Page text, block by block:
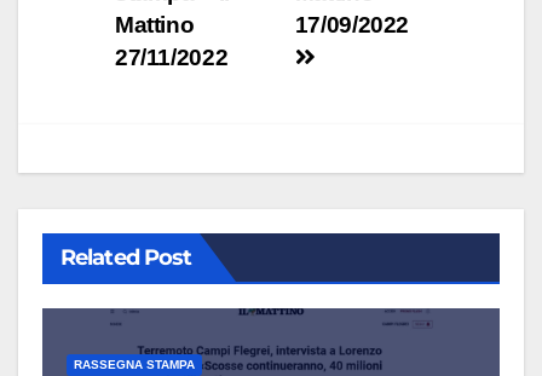
17/09/2022
Mattino
27/11/2022
Related Post
RASSEGNA STAMPA